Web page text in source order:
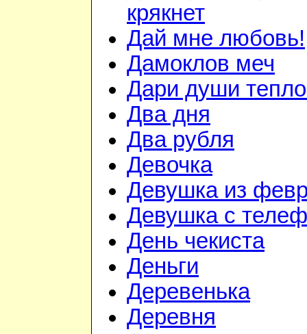
крякнет
Дай мне любовь!
Дамоклов меч
Дари души
Два дня
Два рубля
Девочка
Девушка из
Девушка с
День чекиста
Деньги
Деревенька
Деревня